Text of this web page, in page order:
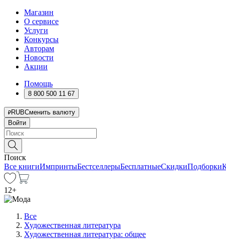
Магазин
О сервисе
Услуги
Конкурсы
Авторам
Новости
Акции
Помощь
8 800 500 11 67
RUBСменить валюту
Войти
Поиск
Все книгиИмпринтыБестселлерыБесплатныеСкидкиПодборки
12+
Все
Художественная литература
Художественная литература: общее